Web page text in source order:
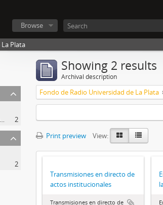
Browse
Plata
Fondo de Radio Universidad de La Plata
2
2
Showing 2 results
Archival description
Fondo de Radio Universidad de La Plata
Print preview View:
Transmisiones en directo de
actos institucionales
Transmisiones en directo de